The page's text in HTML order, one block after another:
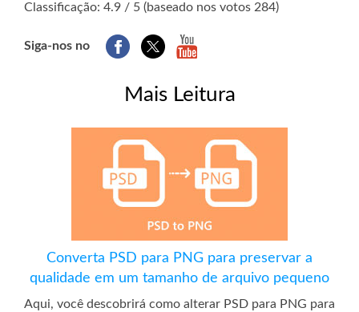
Classificação: 4.9 / 5 (baseado nos votos 284)
Siga-nos no
Mais Leitura
Converta PSD para PNG para preservar a
qualidade em um tamanho de arquivo pequeno
Aqui, você descobrirá como alterar PSD para PNG para